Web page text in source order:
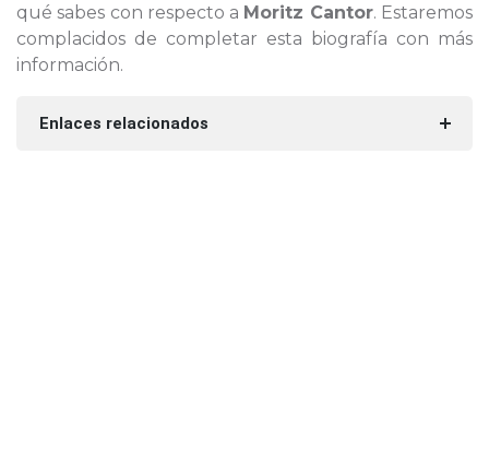
qué sabes con respecto a Moritz Cantor. Estaremos
complacidos de completar esta biografía con más
información.
Enlaces relacionados